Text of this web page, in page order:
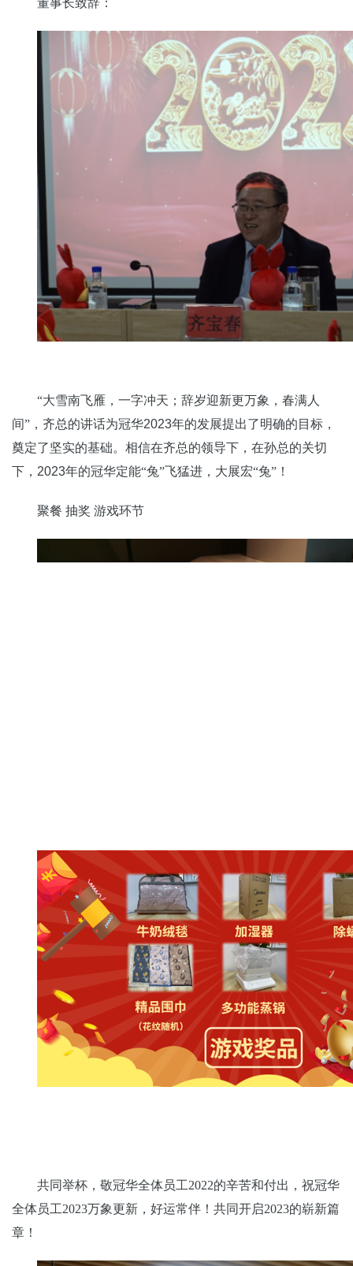
董事长致辞：
“大雪南飞雁，一字冲天；辞岁迎新更万象，春满人
间”，齐总的讲话为冠华2023年的发展提出了明确的目标，
奠定了坚实的基础。相信在齐总的领导下，在孙总的关切
下， 2023年的冠华定能“兔”飞猛进，大展宏“兔”！
聚餐 抽奖 游戏环节
共同举杯，敬冠华全体员工2022的辛苦和付出，祝冠华
全体员工2023万象更新，好运常伴！共同开启2023的崭新篇
章！